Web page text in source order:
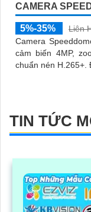
CAMERA
5%-35%
Liên
Camera
cảm biến 4MP,
chuẩn nén H.265+.
TIN TỨC